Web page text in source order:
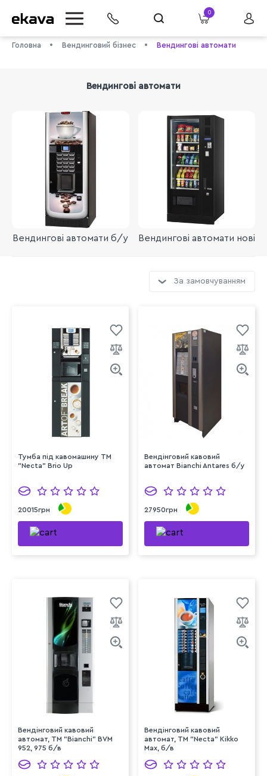
info@ekava.com.ua
0
Головна Вендинговий бізнес Вендингові автомати
Вендингові автомати
Вендингові автомати б/у Вендингові автомати нові
За замовчуванням
Тумба під кавомашину TM
"Necta" Brio Up
20015грн
Вендінговий кавовий
автомат Bianchi Antares б/у
27950грн
Вендінговий кавовий
автомат, ТМ "Bianchi" BVM
952, 975 б/в
Вендінговий кавовий
автомат, ТМ "Necta" Kikko
Max, б/в